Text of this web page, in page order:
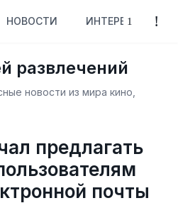
НОВОСТИ ИНТЕРЕСНОЕ
развлечений
новости из мира кино,
предлагать
почты